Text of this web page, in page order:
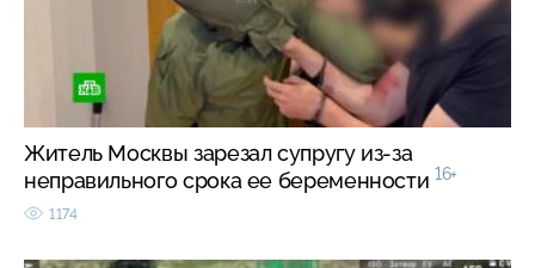
Житель Москвы зарезал супругу из-за
неправильного срока ее беременности 16+
1174